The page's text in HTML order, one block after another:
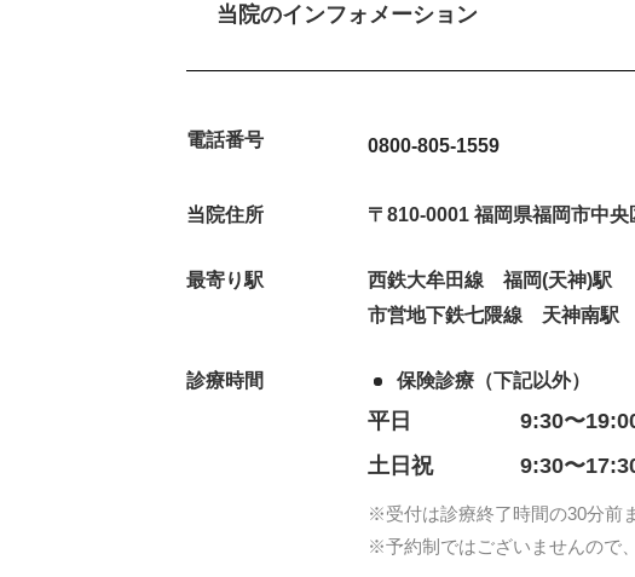
当院のインフォメーション
電話番号 0800-805-1559
当院住所 〒810-0001 福岡県福岡市中
最寄り駅
西鉄大牟田線 福岡(天神)駅
市営地下鉄七隈線 天神南駅
診療時間 保険診療（下記以外）
平日
9:30〜
土日祝
9:30〜
※受付は診療終了時間の30分前
※予約制ではございませんので